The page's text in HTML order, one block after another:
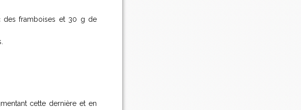
des framboises et 30 g de
cette dernière et en